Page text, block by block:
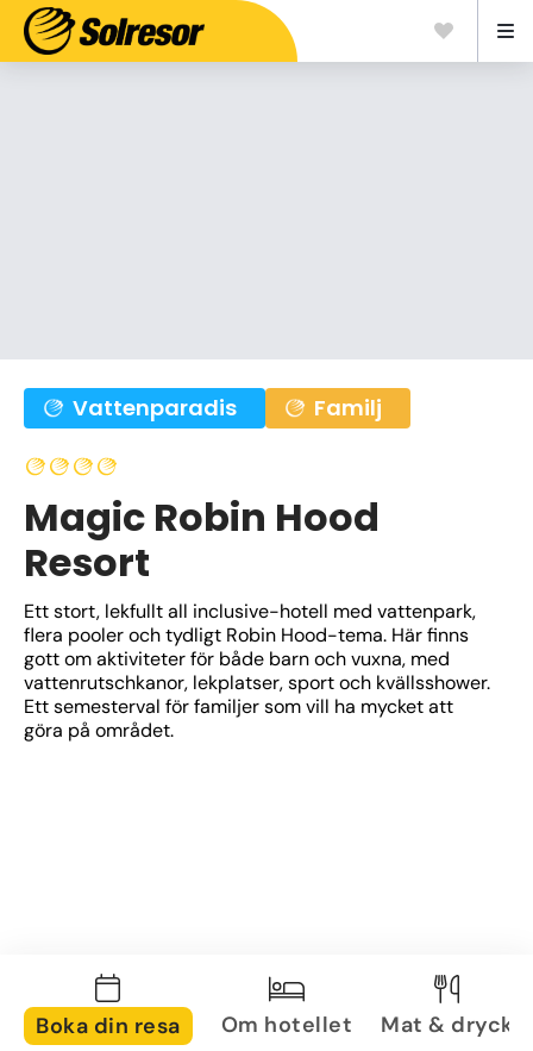
Vattenparadis Familj
Magic Robin Hood
Resort
Ett stort, lekfullt all inclusive-hotell med vattenpark,
flera pooler och tydligt Robin Hood-tema. Här finns
gott om aktiviteter för både barn och vuxna, med
vattenrutschkanor, lekplatser, sport och kvällsshower.
Ett semesterval för familjer som vill ha mycket att
göra på området.
Boka din resa Om hotellet Mat & dryck